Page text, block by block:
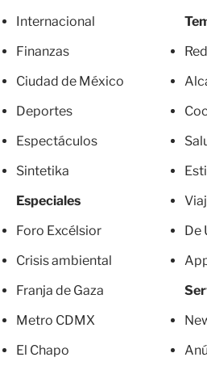
Internacional
Finanzas
Ciudad de México
Deportes
Espectáculos
Sintetika
Especiales
Foro Excélsior
Crisis ambiental
Franja de Gaza
Metro CDMX
El Chapo
De